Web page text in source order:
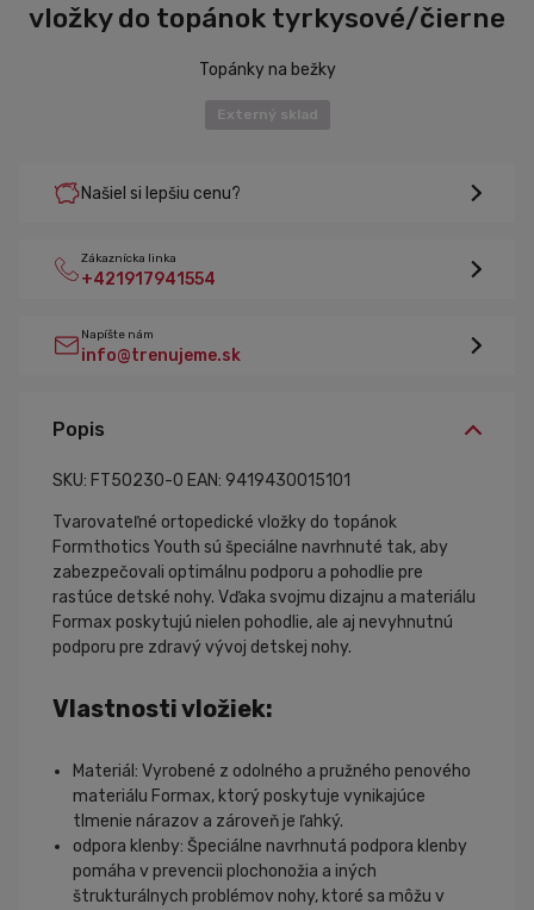
vložky do topánok tyrkysové/čierne
Topánky na bežky
Externý sklad
Našiel si lepšiu cenu?
Zákaznícka linka
+421917941554
Napíšte nám
info@trenujeme.sk
Popis
SKU: FT50230-0 EAN: 9419430015101
Tvarovateľné ortopedické vložky do topánok
Formthotics Youth sú špeciálne navrhnuté tak, aby
zabezpečovali optimálnu podporu a pohodlie pre
rastúce detské nohy. Vďaka svojmu dizajnu a materiálu
Formax poskytujú nielen pohodlie, ale aj nevyhnutnú
podporu pre zdravý vývoj detskej nohy.
Vlastnosti vložiek:
Materiál: Vyrobené z odolného a pružného penového
materiálu Formax, ktorý poskytuje vynikajúce
tlmenie nárazov a zároveň je ľahký.
odpora klenby: Špeciálne navrhnutá podpora klenby
pomáha v prevencii plochonožia a iných
štrukturálnych problémov nohy, ktoré sa môžu v